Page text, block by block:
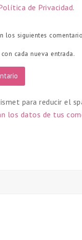
de Privacidad.
los siguientes
cada nueva entrada.
para reducir el
los datos de tus